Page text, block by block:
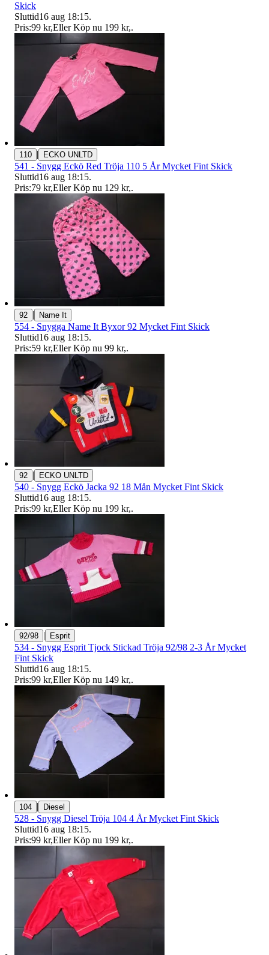
Skick
Sluttid16 aug 18:15.
Pris:99 kr,Eller Köp nu 199 kr,.
110 | ECKO UNLTD
541 - Snygg Eckö Red Tröja 110 5 År Mycket Fint Skick
Sluttid16 aug 18:15.
Pris:79 kr,Eller Köp nu 129 kr,.
92 | Name It
554 - Snygga Name It Byxor 92 Mycket Fint Skick
Sluttid16 aug 18:15.
Pris:59 kr,Eller Köp nu 99 kr,.
92 | ECKO UNLTD
540 - Snygg Eckö Jacka 92 18 Mån Mycket Fint Skick
Sluttid16 aug 18:15.
Pris:99 kr,Eller Köp nu 199 kr,.
92/98 | Esprit
534 - Snygg Esprit Tjock Stickad Tröja 92/98 2-3 År Mycket
Fint Skick
Sluttid16 aug 18:15.
Pris:99 kr,Eller Köp nu 149 kr,.
104 | Diesel
528 - Snygg Diesel Tröja 104 4 År Mycket Fint Skick
Sluttid16 aug 18:15.
Pris:99 kr,Eller Köp nu 199 kr,.